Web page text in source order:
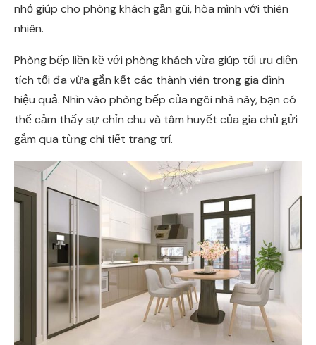
nhỏ giúp cho phòng khách gần gũi, hòa mình với thiên
nhiên.
Phòng bếp liền kề với phòng khách vừa giúp tối ưu diện
tích tối đa vừa gắn kết các thành viên trong gia đình
hiệu quả. Nhìn vào phòng bếp của ngôi nhà này, bạn có
thể cảm thấy sự chỉn chu và tâm huyết của gia chủ gửi
gắm qua từng chi tiết trang trí.